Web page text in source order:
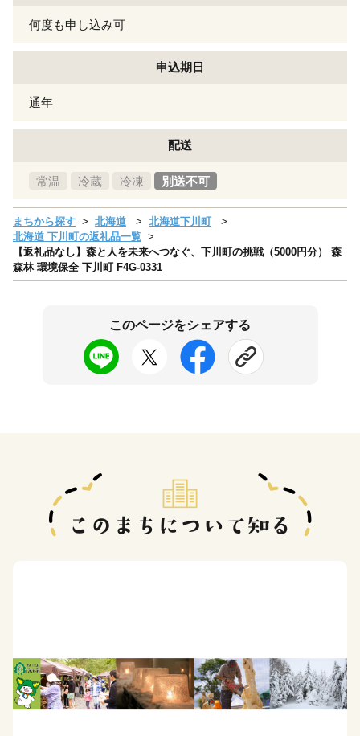
何度も申し込み可
申込期日
通年
配送
常温 冷蔵 冷凍 別送不可
まちから探す 北海道
北海道下川町
北海道 下川町の返礼品一覧
【返礼品なし】森と人を未来へつなぐ、下川町の挑戦（5000円分） 森
森林 環境保全 下川町 F4G-0331
このページをシェアする